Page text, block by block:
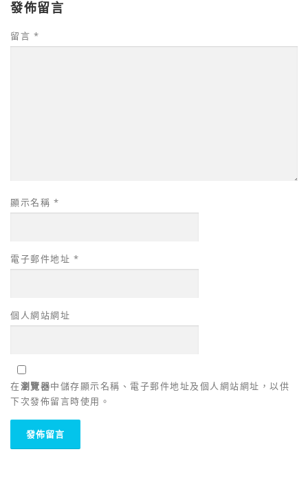
發佈留言
留言 *
顯示名稱 *
電子郵件地址 *
個人網站網址
在瀏覽器中儲存顯示名稱、電子郵件地址及個人網站網址，以供
下次發佈留言時使用。